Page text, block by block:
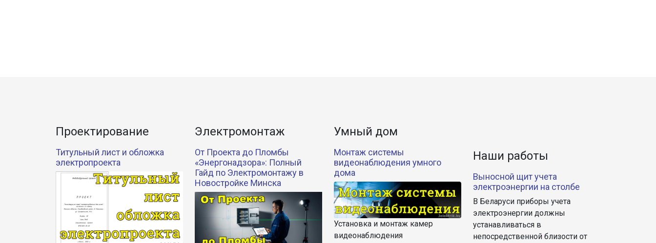
Проектирование
Титульный лист и обложка
электропроекта
Электромонтаж
От Проекта до Пломбы
«Энергонадзора»: Полный
Гайд по Электромонтажу в
Новостройке Минска
Умный дом
Монтаж системы
видеонаблюдения умного
дома
Установка и монтаж камер
видеонаблюдения
Наши работы
Выносной щит учета
электроэнергии на столбе
В Беларуси приборы учета
электроэнергии должны
устанавливаться в
непосредственной близости от